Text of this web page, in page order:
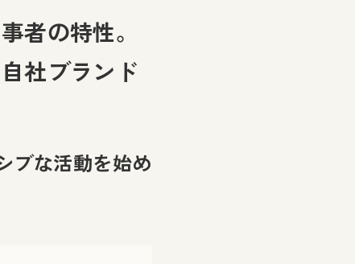
者の特性。
社ブランド
ブな活動を始め